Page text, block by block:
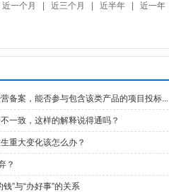
近一个月 近三个月 近半年 近一年
备案，能否参与包含该类产品的项目投标...
一致，这样的解释说得通吗？
重大变化该怎么办？
？
”与“办好事”的关系